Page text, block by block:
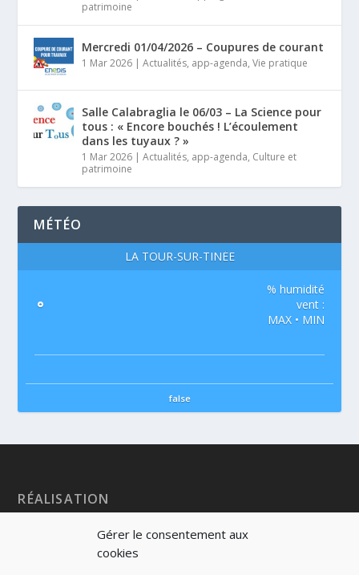
Gérer le consentement aux
cookies
patrimoine
Mercredi 01/04/2026 – Coupures de courant
1 Mar 2026 |Actualités, app-agenda,Vie pratique
Salle Calabraglia le 06/03 – La Science pour
tous : « Encore bouchés ! L’écoulement
dans les tuyaux ? »
1 Mar 2026 |Actualités, app-agenda, Culture et
patrimoine
MÉTÉO
LA TOUR-SUR-TINÉE
°
% humidité
vent :
MAX • MIN
false
RÉALISATION